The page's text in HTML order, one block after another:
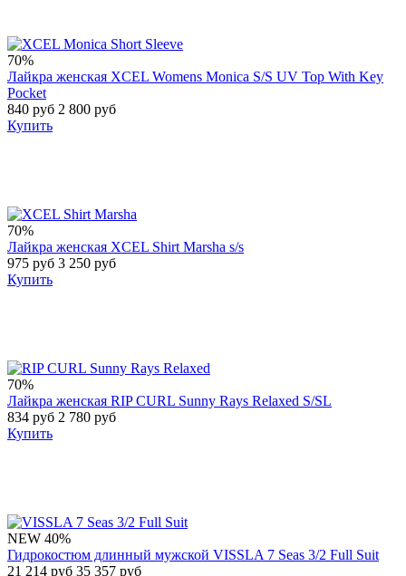
70%
Лайкра женская XCEL Womens Monica S/S UV Top With Key
Pocket
840 руб 2 800 руб
Купить
70%
Лайкра женская XCEL Shirt Marsha s/s
975 руб 3 250 руб
Купить
70%
Лайкра женская RIP CURL Sunny Rays Relaxed S/SL
834 руб 2 780 руб
Купить
NEW 40%
Гидрокостюм длинный мужской VISSLA 7 Seas 3/2 Full Suit
21 214 руб 35 357 руб